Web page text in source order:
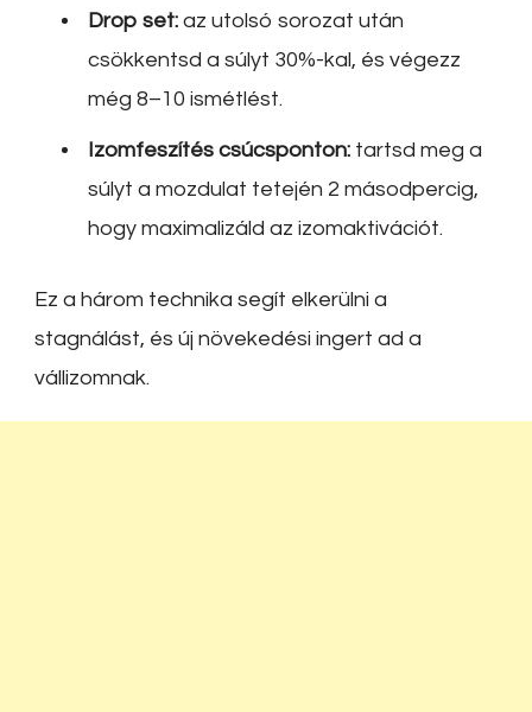
Drop set: az utolsó sorozat után
csökkentsd a súlyt 30%-kal, és végezz
még 8–10 ismétlést.
Izomfeszítés csúcsponton: tartsd meg a
súlyt a mozdulat tetején 2 másodpercig,
hogy maximalizáld az izomaktivációt.
Ez a három technika segít elkerülni a
stagnálást, és új növekedési ingert ad a
vállizomnak.